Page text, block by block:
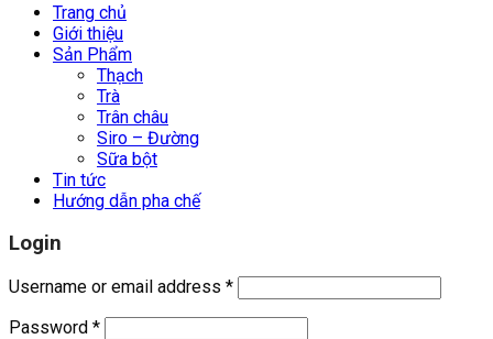
Trang chủ
Giới thiệu
Sản Phẩm
Thạch
Trà
Trân châu
Siro – Đường
Sữa bột
Tin tức
Hướng dẫn pha chế
Login
Username or email address *
Password *